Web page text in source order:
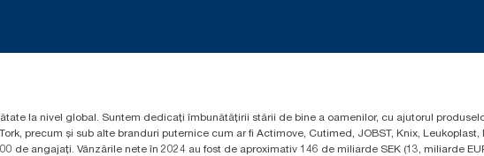
la nivel global. Suntem dedicați îmbunătățirii stării de bine a oamenilor, cu ajutorul
precum și sub alte branduri puternice cum ar fi Actimove, Cutimed, JOBST, Knix,
de angajați. Vânzările nete în 2024 au fost de aproximativ 146 de miliarde SEK (13, miliarde